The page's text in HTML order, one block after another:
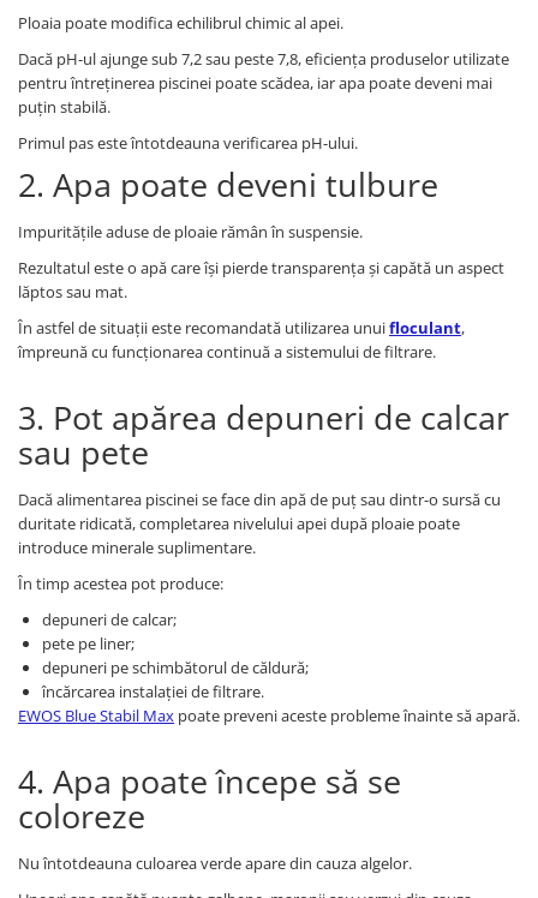
Ploaia poate modifica echilibrul chimic al apei.
Dacă pH-ul ajunge sub 7,2 sau peste 7,8, eficiența produselor utilizate
pentru întreținerea piscinei poate scădea, iar apa poate deveni mai
puțin stabilă.
Primul pas este întotdeauna verificarea pH-ului.
2. Apa poate deveni tulbure
Impuritățile aduse de ploaie rămân în suspensie.
Rezultatul este o apă care își pierde transparența și capătă un aspect
lăptos sau mat.
În astfel de situații este recomandată utilizarea unuifloculant,
împreună cu funcționarea continuă a sistemului de filtrare.
3. Pot apărea depuneri de calcar
sau pete
Dacă alimentarea piscinei se face din apă de puț sau dintr-o sursă cu
duritate ridicată, completarea nivelului apei după ploaie poate
introduce minerale suplimentare.
În timp acestea pot produce:
depuneri de calcar;
pete pe liner;
depuneri pe schimbătorul de căldură;
încărcarea instalației de filtrare.
EWOS Blue Stabil Max poate preveni aceste probleme înainte să apară.
4. Apa poate începe să se
coloreze
Nu întotdeauna culoarea verde apare din cauza algelor.